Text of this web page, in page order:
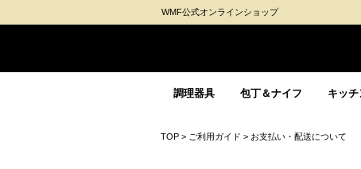
WMF公式オンラインショップ
調理器具 包丁＆ナイフ キッ
TOP > ご利用ガイド > お支払い・配送について